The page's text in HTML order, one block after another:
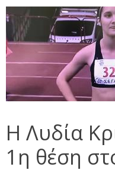
Η Λυδία
1η θέση